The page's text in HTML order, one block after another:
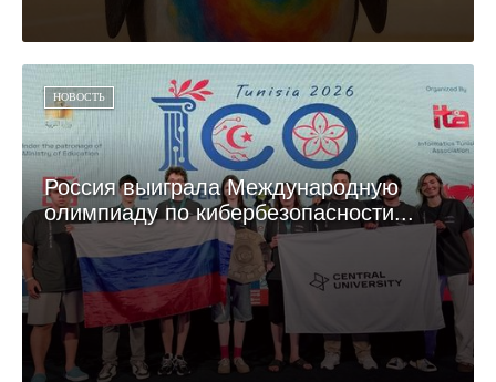
НОВОСТЬ
Россия выиграла Международную
олимпиаду по кибербезопасности...